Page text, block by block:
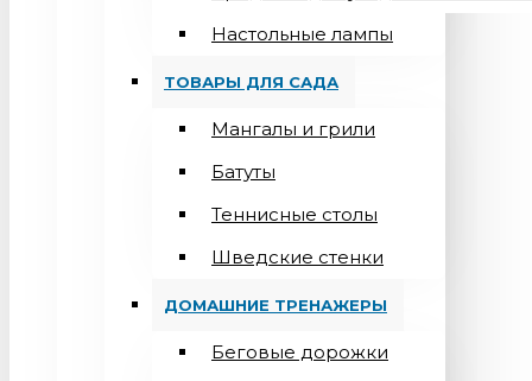
Настольные лампы
ТОВАРЫ ДЛЯ САДА
Мангалы и грили
Батуты
Теннисные столы
Шведские стенки
ДОМАШНИЕ ТРЕНАЖЕРЫ
Беговые дорожки